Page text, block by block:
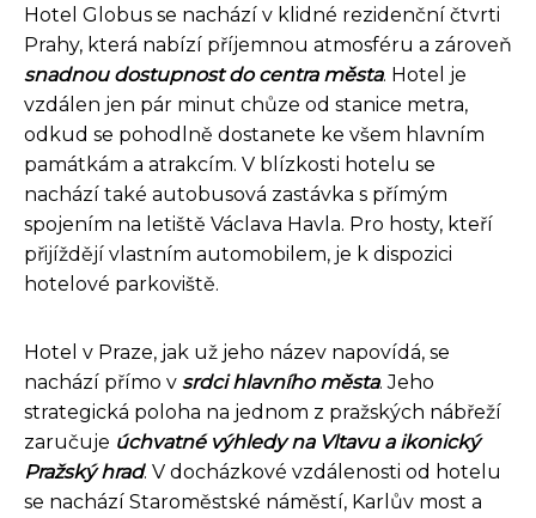
Hotel Globus se nachází v klidné rezidenční čtvrti
Prahy, která nabízí příjemnou atmosféru a zároveň
snadnou dostupnost do centra města. Hotel je
vzdálen jen pár minut chůze od stanice metra,
odkud se pohodlně dostanete ke všem hlavním
památkám a atrakcím. V blízkosti hotelu se
nachází také autobusová zastávka s přímým
spojením na letiště Václava Havla. Pro hosty, kteří
přijíždějí vlastním automobilem, je k dispozici
hotelové parkoviště.
Hotel v Praze, jak už jeho název napovídá, se
nachází přímo v srdci hlavního města. Jeho
strategická poloha na jednom z pražských nábřeží
zaručuje úchvatné výhledy na Vltavu a ikonický
Pražský hrad. V docházkové vzdálenosti od hotelu
se nachází Staroměstské náměstí, Karlův most a